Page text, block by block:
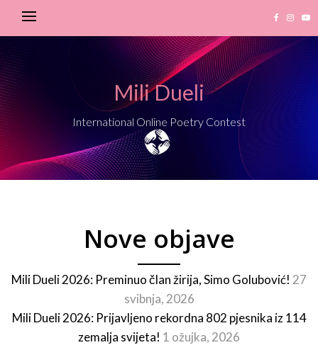
Mili Dueli
International Online Poetry Contest
Nove objave
Mili Dueli 2026: Preminuo član žirija, Simo Golubović! 27
svibnja, 2026
Mili Dueli 2026: Prijavljeno rekordna 802 pjesnika iz 114
zemalja svijeta! 1 ožujka, 2026